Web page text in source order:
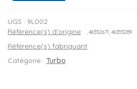
UGS : 9L002
Référence(s) d'origine : , 46352671, 46353289
Référence(s) fabriquant :
Catégorie : Turbo